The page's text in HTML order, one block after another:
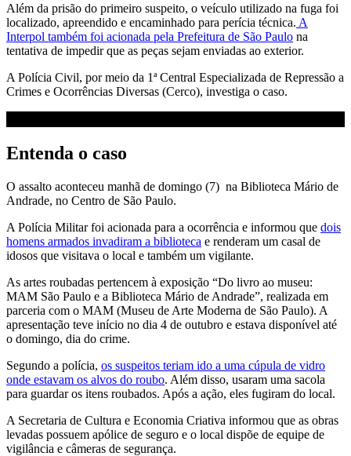
Além da prisão do primeiro suspeito, o veículo utilizado na fuga foi
localizado, apreendido e encaminhado para perícia técnica. A
Interpol também foi acionada pela Prefeitura de São Paulo na
tentativa de impedir que as peças sejam enviadas ao exterior.
A Polícia Civil, por meio da 1ª Central Especializada de Repressão a
Crimes e Ocorrências Diversas (Cerco), investiga o caso.
Entenda o caso
O assalto aconteceu manhã de domingo (7) na Biblioteca Mário de
Andrade, no Centro de São Paulo.
A Polícia Militar foi acionada para a ocorrência e informou que dois
homens armados invadiram a biblioteca e renderam um casal de
idosos que visitava o local e também um vigilante.
As artes roubadas pertencem à exposição “Do livro ao museu:
MAM São Paulo e a Biblioteca Mário de Andrade”, realizada em
parceria com o MAM (Museu de Arte Moderna de São Paulo). A
apresentação teve início no dia 4 de outubro e estava disponível até
o domingo, dia do crime.
Segundo a polícia, os suspeitos teriam ido a uma cúpula de vidro
onde estavam os alvos do roubo. Além disso, usaram uma sacola
para guardar os itens roubados. Após a ação, eles fugiram do local.
A Secretaria de Cultura e Economia Criativa informou que as obras
levadas possuem apólice de seguro e o local dispõe de equipe de
vigilância e câmeras de segurança.